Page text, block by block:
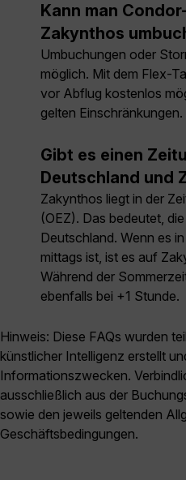
Kann man
Zakynthos
Umbuchungen oder
möglich. Mit dem Flex-
vor Abflug kostenlos
gelten Einschränkungen.
Gibt es einen
Deutschland und
Zakynthos liegt in der
(OEZ). Das bedeutet,
Deutschland. Wenn es
mittags ist, ist es auf
Während der
ebenfalls bei +1 Stunde.
Hinweis: Diese FAQs wurden
künstlicher Intelligenz erstellt
Informationszwecken.
ausschließlich aus der
sowie den jeweils geltenden
Geschäftsbedingungen.